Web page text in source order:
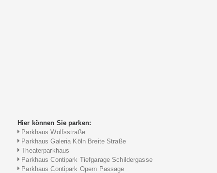
Hier können Sie parken:
Parkhaus Wolfsstraße
Parkhaus Galeria Köln Breite Straße
Theaterparkhaus
Parkhaus Contipark Tiefgarage Schildergasse
Parkhaus Contipark Opern Passage